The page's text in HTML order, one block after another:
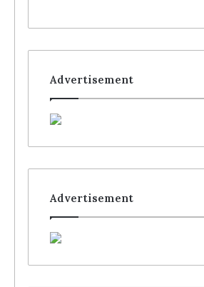
Advertisement
Advertisement